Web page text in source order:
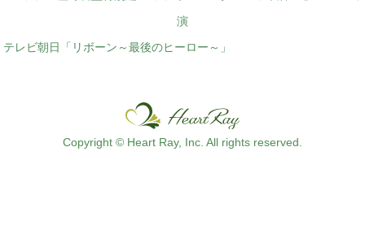
演
テレビ朝日「リボーン～最後のヒーロー～」
Copyright © Heart Ray, Inc. All rights reserved.